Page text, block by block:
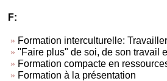
F:
Formation interculturelle:
"Faire plus" de soi, de son travail
Formation compacte en
Formation à la présentation